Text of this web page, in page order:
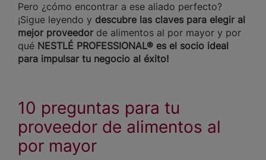
Pero ¿cómo encontrar a ese aliado perfecto?
¡Sigue leyendo y descubre las claves para elegir al
mejor proveedorde alimentos al por mayor y por
qué NESTLÉ PROFESSIONAL® es el socio ideal
para impulsar tu negocio al éxito!
10 preguntas para tu
proveedor de alimentos al
por mayor